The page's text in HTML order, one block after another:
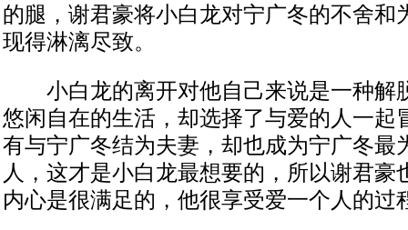
的腿，谢君豪将小白龙对宁广冬的不舍和
现得淋漓尽致。
小白龙的离开对他自己来说是一种解
悠闲自在的生活，却选择了与爱的人一起
有与宁广冬结为夫妻，却也成为宁广冬最
人，这才是小白龙最想要的，所以谢君豪
内心是很满足的，他很享受爱一个人的过